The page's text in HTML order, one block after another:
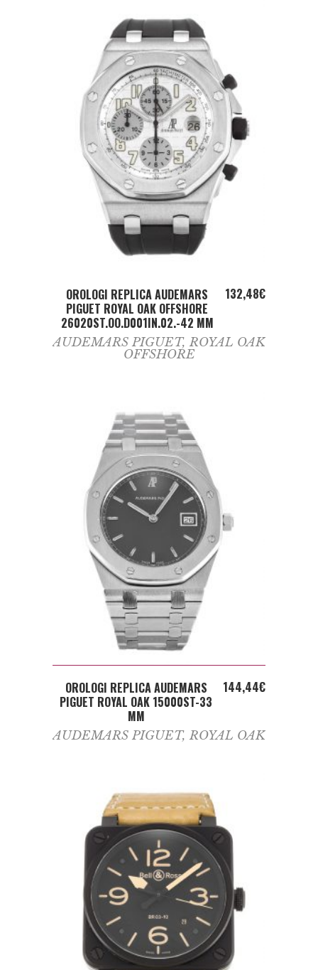
ADD TO CART
OROLOGI REPLICA AUDEMARS
PIGUET ROYAL OAK OFFSHORE
26020ST.OO.D001IN.02.-42 MM
132,48€
AUDEMARS PIGUET, ROYAL OAK
OFFSHORE
ADD TO CART
OROLOGI REPLICA AUDEMARS
PIGUET ROYAL OAK 15000ST-33
MM
144,44€
AUDEMARS PIGUET, ROYAL OAK